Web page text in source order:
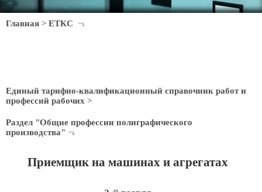
Главная > ЕТКС
Единый тарифно-квалификационный справочник работ и
профессий рабочих >
Раздел "Общие профессии полиграфического
производства"
Приемщик на машинах и агрегатах